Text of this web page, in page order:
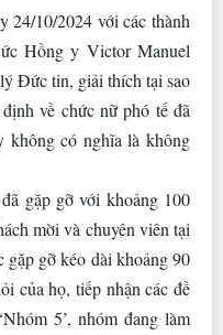
24/10/2024 với các thành
Hồng y Victor Manuel
Đức tin, giải thích tại sao
về chức nữ phó tế đã
không có nghĩa là không
gặp gỡ với khoảng 100
mời và chuyên viên tại
gỡ kéo dài khoảng 90
của họ, tiếp nhận các đề
5’, nhóm đang làm